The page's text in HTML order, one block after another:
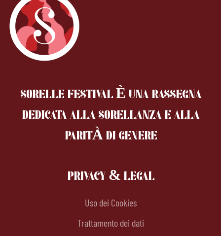
SORELLE FESTIVAL È UNA RASSEGNA
DEDICATA ALLA SORELLANZAE ALLA
PARITÀ DI GENERE
PRIVACY & LEGAL
Uso dei Cookies
Trattamento dei dati